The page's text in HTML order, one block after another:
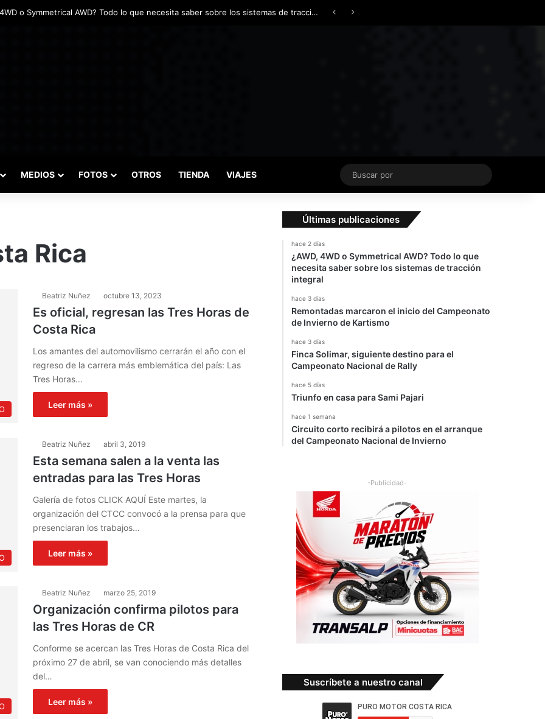
¿AWD, 4WD o Symmetrical AWD? Todo lo que necesita saber sobre los sistemas de tracción integral
MEDIOS FOTOS OTROS TIENDA VIAJES
Buscar
por
Rica
Beatriz Nuñez octubre 13, 2023
Es oficial, regresan las Tres Horas de
Costa Rica
Los amantes del automovilismo cerrarán el año con el
regreso de la carrera más emblemática del país: Las
Tres Horas…
Leer más »
Beatriz Nuñez abril 3, 2019
Esta semana salen a la venta las
entradas para las Tres Horas
Galería de fotos CLICK AQUÍ Este martes, la
organización del CTCC convocó a la prensa para que
presenciaran los trabajos…
Leer más »
Beatriz Nuñez marzo 25, 2019
Organización confirma pilotos para
las Tres Horas de CR
Conforme se acercan las Tres Horas de Costa Rica del
próximo 27 de abril, se van conociendo más detalles
del…
Leer más »
Últimas publicaciones
hace 2 días
¿AWD, 4WD o Symmetrical AWD? Todo lo que
necesita saber sobre los sistemas de tracción
integral
hace 3 días
Remontadas marcaron el inicio del Campeonato
de Invierno de Kartismo
hace 3 días
Finca Solimar, siguiente destino para el
Campeonato Nacional de Rally
hace 5 días
Triunfo en casa para Sami Pajari
hace 1 semana
Circuito corto recibirá a pilotos en el arranque
del Campeonato Nacional de Invierno
-Publicidad-
Suscríbete a nuestro canal